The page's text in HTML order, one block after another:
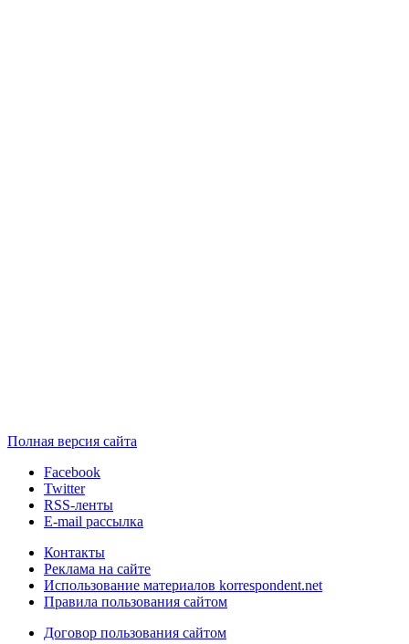
Полная версия сайта
Facebook
Twitter
RSS-ленты
E-mail рассылка
Контакты
Реклама на сайте
Использование материалов korrespondent.net
Правила пользования сайтом
Договор пользования сайтом